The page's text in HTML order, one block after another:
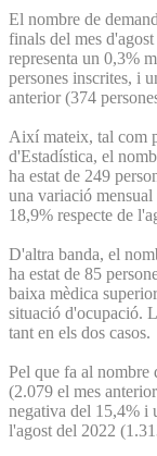
El nombre de
finals del mes
representa un 0,3%
persones inscrites, i
anterior (374
Així mateix, tal com
d'Estadística, el
ha estat de 249
una variació
18,9% respecte de
D'altra banda, el
ha estat de 85
baixa mèdica
situació d'ocupació.
tant en els dos casos.
Pel que fa al nombre
(2.079 el mes
negativa del 15,4% i
l'agost del 2022